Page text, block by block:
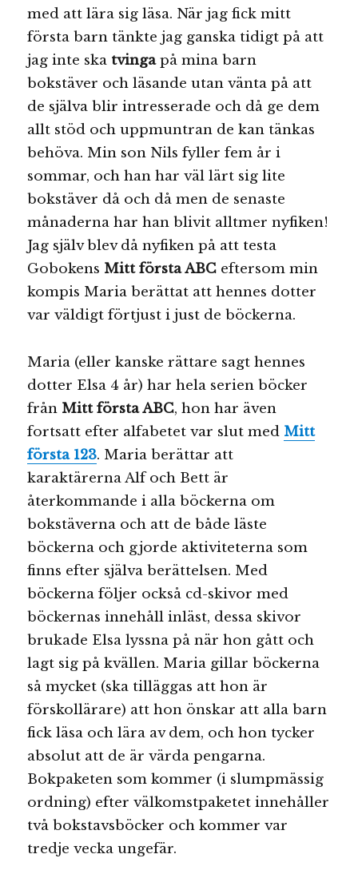
med att lära sig läsa. När jag fick mitt
första barn tänkte jag ganska tidigt på att
jag inte ska tvingapå mina barn
bokstäver och läsande utan vänta på att
de själva blir intresserade och då ge dem
allt stöd och uppmuntran de kan tänkas
behöva. Min son Nils fyller fem år i
sommar, och han har väl lärt sig lite
bokstäver då och då men de senaste
månaderna har han blivit alltmer nyfiken!
Jag själv blev då nyfiken på att testa
Gobokens Mitt första ABC eftersom min
kompis Maria berättat att hennes dotter
var väldigt förtjust i just de böckerna.
Maria (eller kanske rättare sagt hennes
dotter Elsa 4 år) har hela serien böcker
från Mitt första ABC, hon har även
fortsatt efter alfabetet var slut med Mitt
första 123. Maria berättar att
karaktärerna Alf och Bett är
återkommande i alla böckerna om
bokstäverna och att de både läste
böckerna och gjorde aktiviteterna som
finns efter själva berättelsen. Med
böckerna följer också cd-skivor med
böckernas innehåll inläst, dessa skivor
brukade Elsa lyssna på när hon gått och
lagt sig på kvällen. Maria gillar böckerna
så mycket (ska tilläggas att hon är
förskollärare) att hon önskar att alla barn
fick läsa och lära av dem, och hon tycker
absolut att de är värda pengarna.
Bokpaketen som kommer (i slumpmässig
ordning) efter välkomstpaketet innehåller
två bokstavsböcker och kommer var
tredje vecka ungefär.